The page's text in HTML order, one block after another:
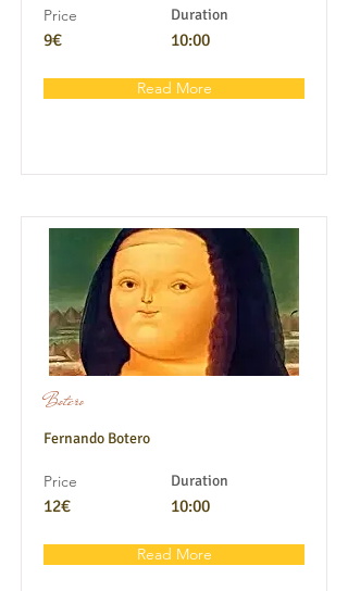
Price
9€
Duration
10:00
Read More
Botero
Fernando Botero
Price
12€
Duration
10:00
Read More